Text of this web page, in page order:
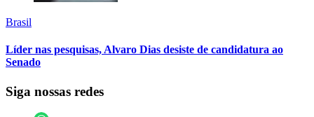
Brasil
Líder nas pesquisas, Alvaro Dias desiste de candidatura ao
Senado
Siga nossas redes